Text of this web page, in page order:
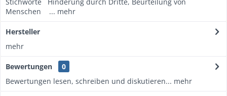
Menschen ... mehr
Hersteller
mehr
Bewertungen
0
Bewertungen lesen, schreiben und diskutieren... mehr